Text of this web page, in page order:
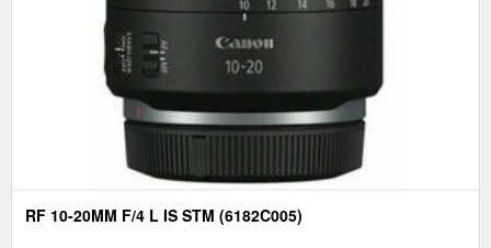
RF 10-20MM F/4 L IS STM (6182C005)